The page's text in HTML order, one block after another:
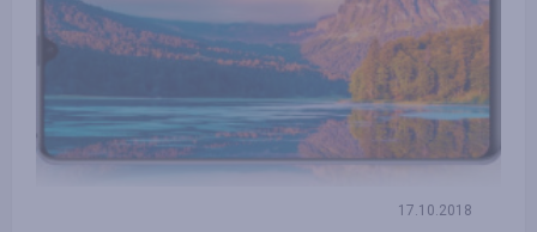
17.10.2018